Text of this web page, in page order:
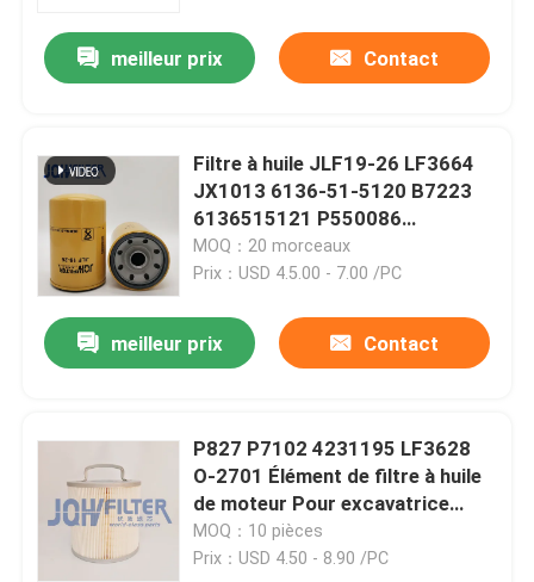
meilleur prix Contact
Filtre à huile JLF19-26 LF3664
JX1013 6136-51-5120 B7223
6136515121 P550086
3254021600 VA32G4001100
MOQ：20 morceaux
Prix：USD 4.5.00 - 7.00 /PC
meilleur prix Contact
P827 P7102 4231195 LF3628
O-2701 Élément de filtre à huile
de moteur Pour excavatrice
EX200
MOQ：10 pièces
Prix：USD 4.50 - 8.90 /PC